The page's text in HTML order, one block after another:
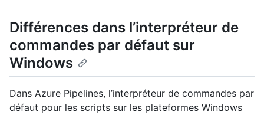
Différences dans l’interpréteur de
commandes par défaut sur
Windows
Dans Azure Pipelines, l’interpréteur de commandes par
défaut pour les scripts sur les plateformes Windows